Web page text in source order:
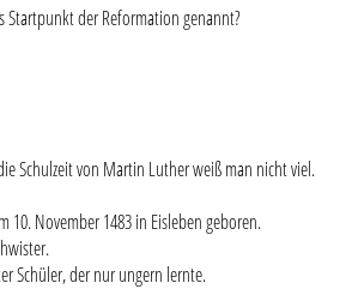
Startpunkt der Reformation genannt?
Schulzeit von Martin Luther weiß man nicht viel.
10. November 1483 in Eisleben geboren.
Schüler, der nur ungern lernte.